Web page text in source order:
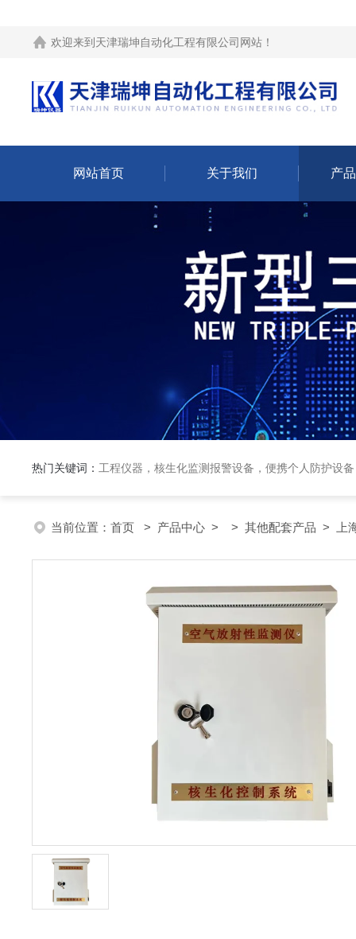
欢迎来到 天津瑞坤自动化工程有限公司网站 ！
网站首页 关于我们 产
热门关键词： 工程仪器，核生化监测报警设备，便携个人防护设
当前位置： 首页 > 产品中心 > > 其他配套产品 > 上